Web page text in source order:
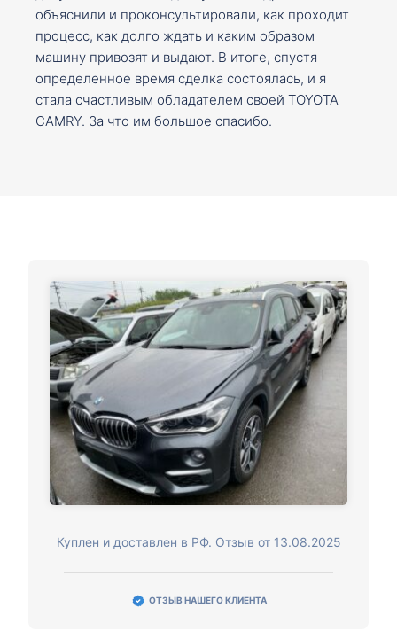
объяснили и проконсультировали, как проходит
процесс, как долго ждать и каким образом
машину привозят и выдают. В итоге, спустя
определенное время сделка состоялась, и я
стала счастливым обладателем своей TOYOTA
CAMRY. За что им большое спасибо.
Куплен и доставлен в РФ. Отзыв от 13.08.2025
ОТЗЫВ НАШЕГО КЛИЕНТА